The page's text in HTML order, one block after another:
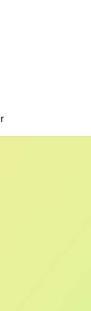
賞』が浸透して
るよう楽器売場
した。